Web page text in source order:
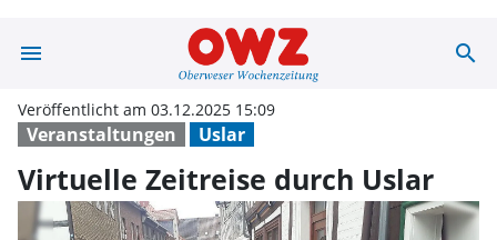
menu Virtuelle search
Veranstaltungen Uslar
Veröffentlicht am 03.12.2025 15:09
Virtuelle Zeitreise durch Uslar